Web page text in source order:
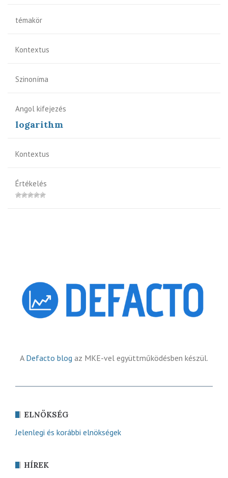
témakör
Kontextus
Szinoníma
Angol kifejezés
logarithm
Kontextus
Értékelés
A Defacto blog az MKE-vel együttműködésben készül.
ELNÖKSÉG
Jelenlegi és korábbi elnökségek
HÍREK